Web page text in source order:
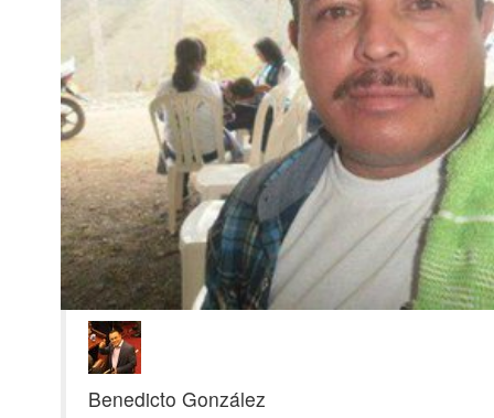
Benedicto González